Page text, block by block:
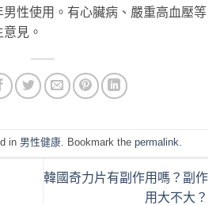
性使用。有心臟病、嚴重高血壓等
見。
in 男性健康. Bookmark the permalink
韓國奇力片有副作用嗎？副作
用大不大？